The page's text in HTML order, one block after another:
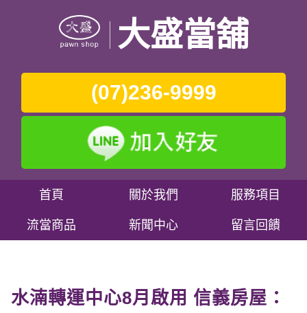
大盛當舖
(07)236-9999
首頁 關於我們 服務項目
流當商品 新聞中心 留言回饋
水湳轉運中心8月啟用 信義房屋：